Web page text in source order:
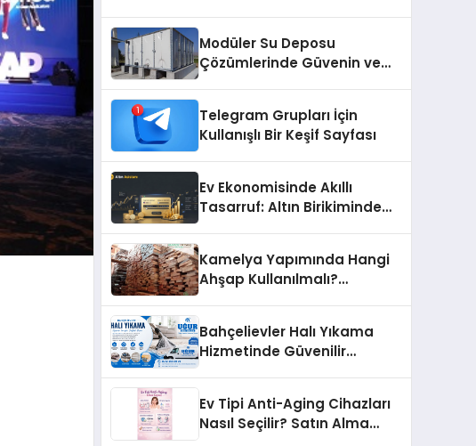
Modüler Su Deposu
Çözümlerinde Güvenin ve
Telegram Grupları İçin
Kullanışlı Bir Keşif Sayfası
Ev Ekonomisinde Akıllı
Tasarruf: Altın Birikiminde
Kamelya Yapımında Hangi
Ahşap Kullanılmalı?
Bahçelievler Halı Yıkama
Hizmetinde Güvenilir
Ev Tipi Anti-Aging Cihazları
Nasıl Seçilir? Satın Alma